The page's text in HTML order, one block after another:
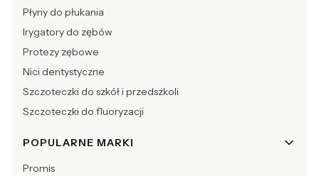
Płyny do płukania
Irygatory do zębów
Protezy zębowe
Nici dentystyczne
Szczoteczki do szkół i przedszkoli
Szczoteczki do fluoryzacji
POPULARNE MARKI
Promis